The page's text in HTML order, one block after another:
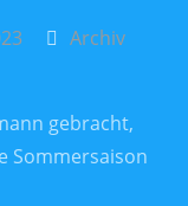
Archiv
gebracht,
Sommersaison